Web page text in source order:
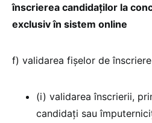
înscrierea candidaţilor la
exclusiv în sistem online
f) validarea fişelor de
(i) validarea înscrierii,
candidați sau